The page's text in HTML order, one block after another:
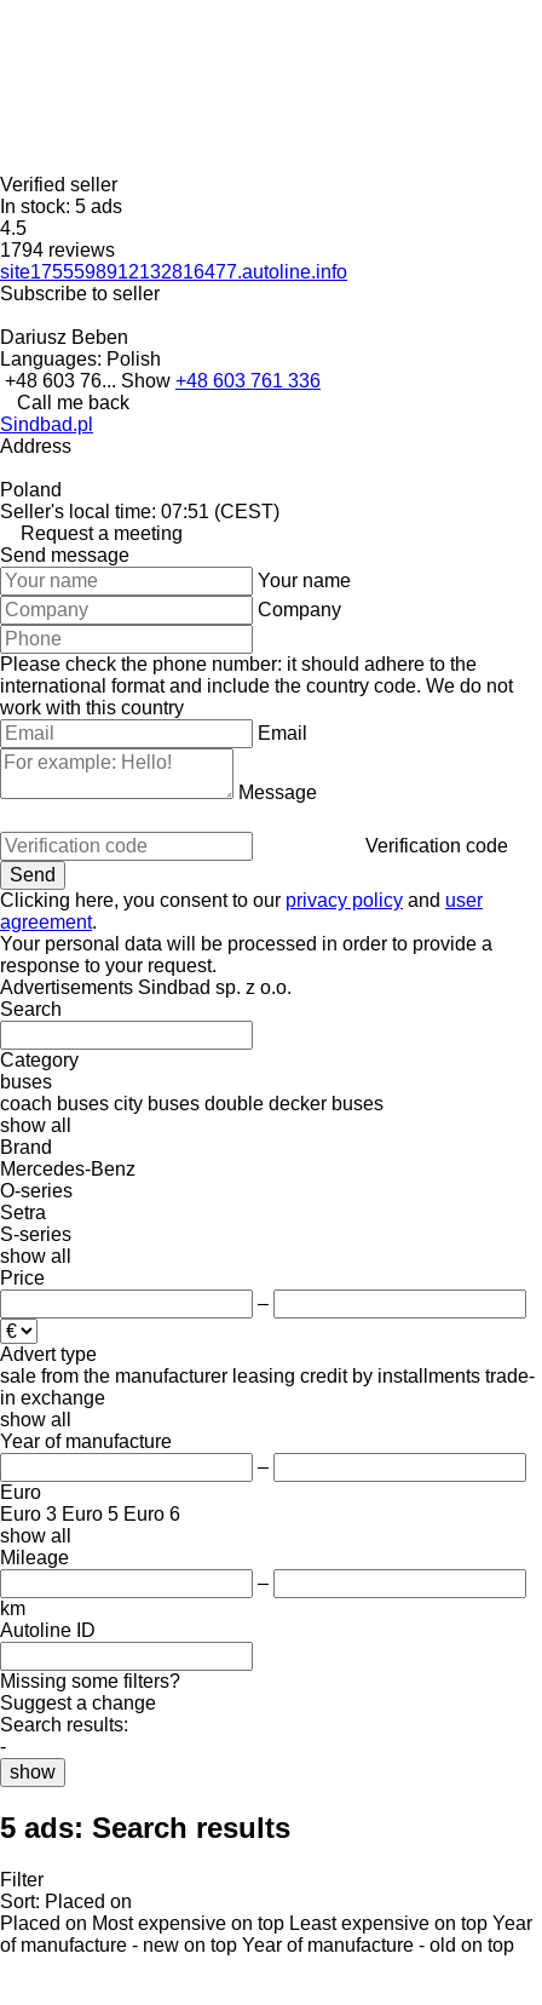
Verified seller
In stock: 5 ads
4.5
1794 reviews
site1755598912132816477.autoline.info
Subscribe to seller
Dariusz Beben
Languages: Polish
+48 603 76... Show +48 603 761 336
Call me back
Sindbad.pl
Address
Poland
Seller's local time: 07:51 (CEST)
Request a meeting
Send message
Your name
Company
Please check the phone number: it should adhere to the
international format and include the country code. We do not
work with this country
Email
Message
Verification code
Clicking here, you consent to our privacy policy and user
agreement.
Your personal data will be processed in order to provide a
response to your request.
Advertisements Sindbad sp. z o.o.
Search
Category
buses
coach buses city buses double decker buses
show all
Brand
Mercedes-Benz
O-series
Setra
S-series
show all
Price
–
Advert type
sale from the manufacturer leasing credit by installments trade-
in exchange
show all
Year of manufacture
–
Euro
Euro 3 Euro 5 Euro 6
show all
Mileage
–
km
Autoline ID
Missing some filters?
Suggest a change
Search results:
-
show
5 ads: Search results
Filter
Sort: Placed on
Placed on Most expensive on top Least expensive on top Year
of manufacture - new on top Year of manufacture - old on top